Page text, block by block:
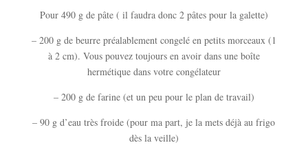
Pour 490 g de pâte ( il faudra donc 2 pâtes pour la galette)
– 200 g de beurre préalablement congelé en petits morceaux (1
à 2 cm). Vous pouvez toujours en avoir dans une boîte
hermétique dans votre congélateur
– 200 g de farine (et un peu pour le plan de travail)
– 90 g d’eau très froide (pour ma part, je la mets déjà au frigo
dès la veille)